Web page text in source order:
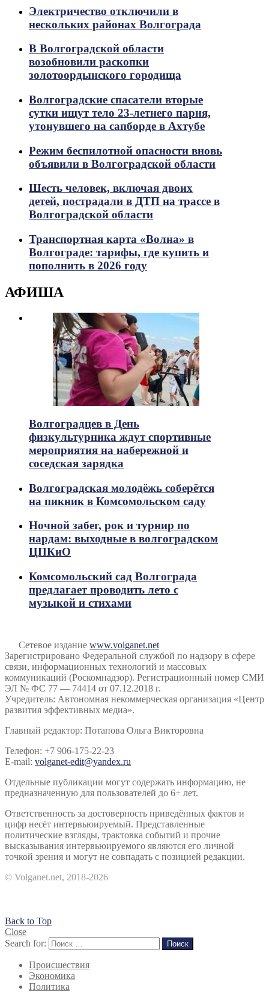
Электричество отключили в
нескольких районах Волгограда
В Волгоградской области
возобновили раскопки
золотоордынского городища
Волгоградские спасатели вторые
сутки ищут тело 23-летнего парня,
утонувшего на сапборде в Ахтубе
Режим беспилотной опасности вновь
объявили в Волгоградской области
Шесть человек, включая двоих
детей, пострадали в ДТП на трассе в
Волгоградской области
Транспортная карта «Волна» в
Волгограде: тарифы, где купить и
пополнить в 2026 году
АФИША
Волгоградцев в День
физкультурника ждут спортивные
мероприятия на набережной и
соседская зарядка
Волгоградская молодёжь соберётся
на пикник в Комсомольском саду
Ночной забег, рок и турнир по
нардам: выходные в волгоградском
ЦПКиО
Комсомольский сад Волгограда
предлагает проводить лето с
музыкой и стихами
Сетевое издание www.volganet.net
Зарегистрировано Федеральной службой по надзору в сфере
связи, информационных технологий и массовых
коммуникаций (Роскомнадзор). Регистрационный номер СМИ
ЭЛ № ФС 77 — 74414 от 07.12.2018 г.
Учредитель: Автономная некоммерческая организация «Центр
развития эффективных медиа».
Главный редактор: Потапова Ольга Викторовна
Телефон: +7 906-175-22-23
E-mail: volganet-edit@yandex.ru
Отдельные публикации могут содержать информацию, не
предназначенную для пользователей до 6+ лет.
Ответственность за достоверность приведённых фактов и
цифр несёт интервьюируемый. Представленные
политические взгляды, трактовка событий и прочие
высказывания интервьюируемого являются его личной
точкой зрения и могут не совпадать с позицией редакции.
© Volganet.net, 2018-2026
Back to Top
Close
Search for:
Поиск
Происшествия
Экономика
Политика